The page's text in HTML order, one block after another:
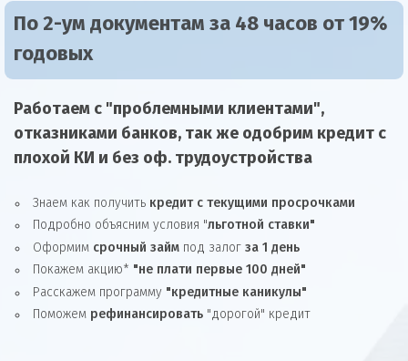
По 2-ум документам за 48 часов от 19%
годовых
Работаем с "проблемными клиентами",
отказниками банков, так же одобрим кредит с
плохой КИ и без оф. трудоустройства
Знаем как получить кредит с текущими просрочками
Подробно объясним условия "льготной ставки"
Оформим срочный займ под залог за 1 день
Покажем акцию* "не плати первые 100 дней"
Расскажем программу "кредитные каникулы"
Поможем рефинансировать "дорогой" кредит